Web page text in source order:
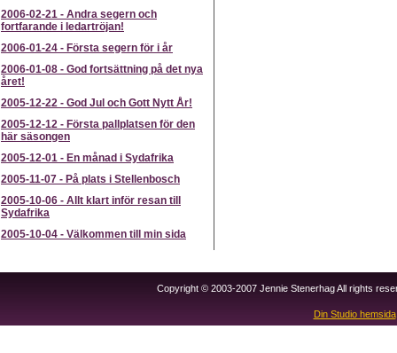
2006-02-21 - Andra segern och
fortfarande i ledartröjan!
2006-01-24 - Första segern för i år
2006-01-08 - God fortsättning på det nya
året!
2005-12-22 - God Jul och Gott Nytt År!
2005-12-12 - Första pallplatsen för den
här säsongen
2005-12-01 - En månad i Sydafrika
2005-11-07 - På plats i Stellenbosch
2005-10-06 - Allt klart inför resan till
Sydafrika
2005-10-04 - Välkommen till min sida
Copyright © 2003-2007 Jennie Stenerhag All rights
Din Studio hemsida